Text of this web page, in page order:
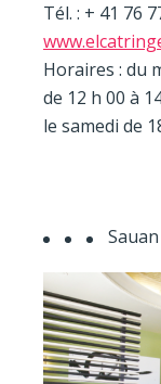
Tél. : + 41 76
Horaires : du
de 12 h 00 à
le samedi de
Sauan